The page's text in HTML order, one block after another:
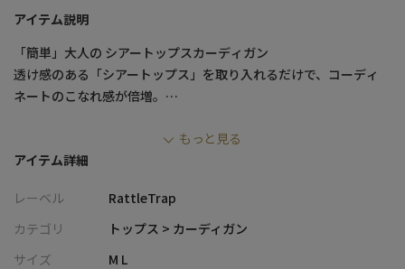
アイテム説明
「簡単」大人の シアートップスカーディガン
透け感のある「シアートップス」を取り入れるだけで、コーディ
ネートのこなれ感が倍増。
■デザイン・シルエット
カジュアルにも羽織っていただけます。
ある様でなかったボタンレスでさらっと羽織れるイージーアイテ
もっと見る
アイテム詳細
レーベル
RattleTrap
カテゴリ
トップス > カーディガン
サイズ
M L